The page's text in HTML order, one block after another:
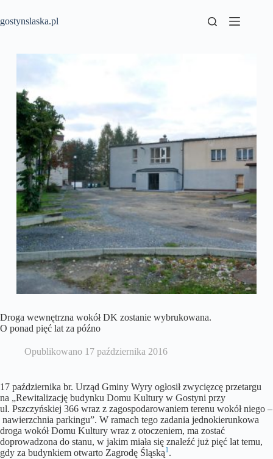
treści
gostynslaska.pl
Droga wewnętrzna wokół DK zostanie wybrukowana.
O ponad pięć lat za późno
Opublikowano 17 października 2016
17 października br. Urząd Gminy Wyry ogłosił zwycięzcę przetargu
na „Rewitalizację budynku Domu Kultury w Gostyni przy
ul. Pszczyńskiej 366 wraz z zagospodarowaniem terenu wokół niego –
nawierzchnia parkingu”. W ramach tego zadania jednokierunkowa
droga wokół Domu Kultury wraz z otoczeniem, ma zostać
doprowadzona do stanu, w jakim miała się znaleźć już pięć lat temu,
gdy za budynkiem otwarto Zagrodę Śląską1.